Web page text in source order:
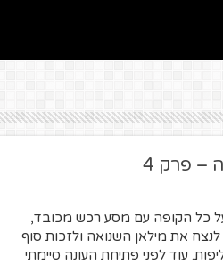
– פרק 4
כל הקופה עם מסע רכש מכובד,
את מילאן השנואה ולזכות סוף
עוד לפני פתיחת העונה סיימתי